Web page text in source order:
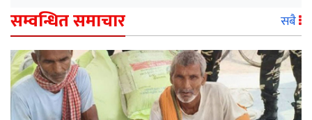
सम्वन्धित समाचार सबै